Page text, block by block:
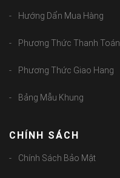
Hướng Dẩn Mua Hàng
Phương Thức Thanh Toán
Phương Thức Giao Hang
Bảng Mẫu Khung
CHÍNH SÁCH
Chính Sách Bảo Mật